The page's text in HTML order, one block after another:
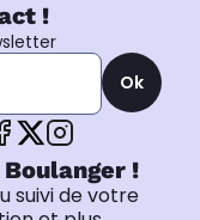
!
Ok
!
suivi de votre